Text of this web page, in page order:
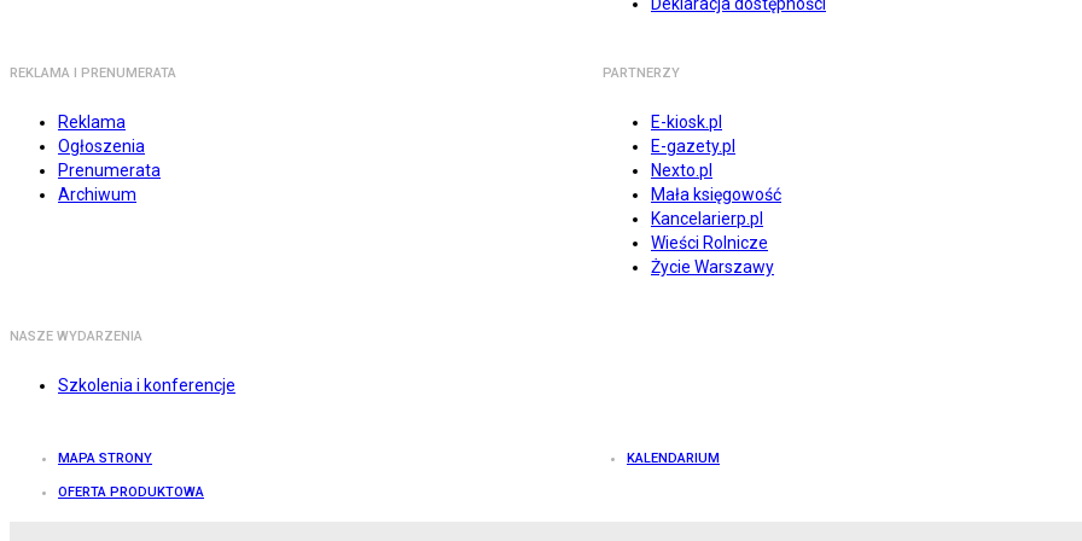
REKLAMA I PRENUMERATA
Reklama
Ogłoszenia
Prenumerata
Archiwum
PARTNERZY
E-kiosk.pl
E-gazety.pl
Nexto.pl
Mała księgowość
Kancelarierp.pl
Wieści Rolnicze
Życie Warszawy
NASZE WYDARZENIA
Szkolenia i konferencje
MAPA STRONY KALENDARIUM
OFERTA PRODUKTOWA